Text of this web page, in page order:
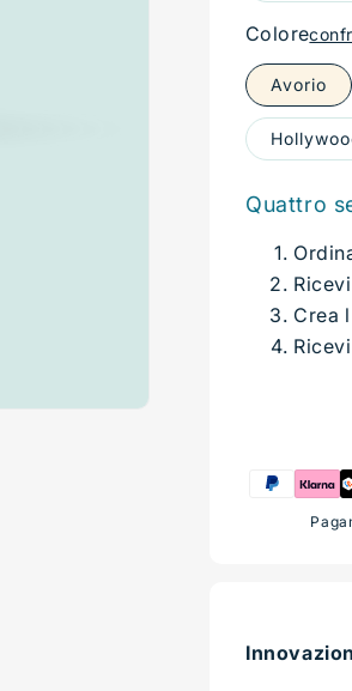
Colore
Avorio
Quattro
Crea